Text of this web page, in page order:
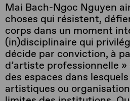
Mai Bach-Ngoc Nguyen
choses qui résistent,
corps dans un moment
(in)disciplinaire qui
décide par conviction, à
d’artiste professionnelle
des espaces dans
artistiques ou